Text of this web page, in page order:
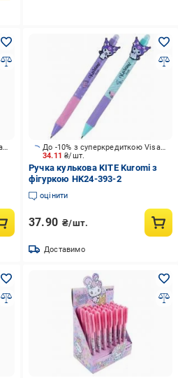
До -10% з суперкредиткою Visa Вигода
34.11₴/шт.
До -10% з суперкредиткою Visa Вигода
Ручка кулькова KITE Kuromi з
фігуркою HK24-393-2
оцінити
37.90 ₴/шт.
Доставимо